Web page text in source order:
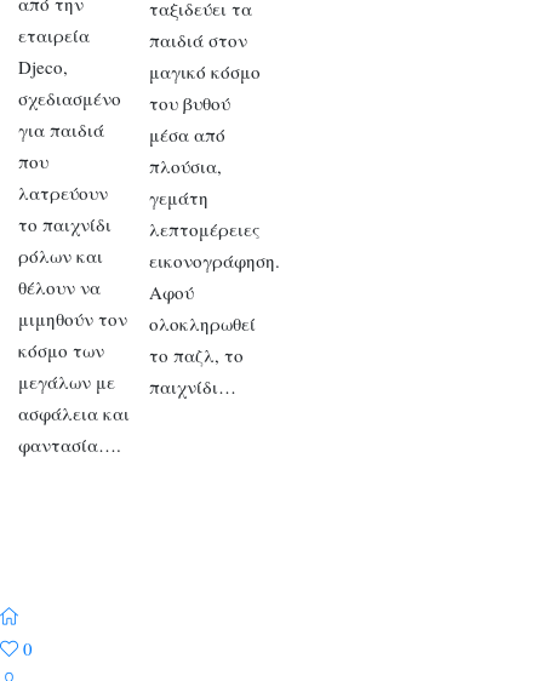
εταιρεία
Djeco,
σχεδιασμένο
για παιδιά
που
λατρεύουν
το παιχνίδι
ρόλων και
θέλουν να
μιμηθούν τον
κόσμο των
μεγάλων με
ασφάλεια και
φαντασία….
ταξιδεύει τα
παιδιά στον
μαγικό κόσμο
του βυθού
μέσα από
πλούσια,
γεμάτη
λεπτομέρειες
εικονογράφηση.
Αφού
ολοκληρωθεί
το παζλ, το
παιχνίδι…
0